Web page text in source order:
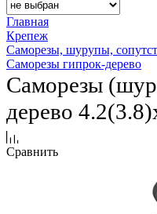
Главная
Крепеж
Саморезы, шурупы,
Саморезы гипрок-дерево
Саморезы
дерево
Сравнить